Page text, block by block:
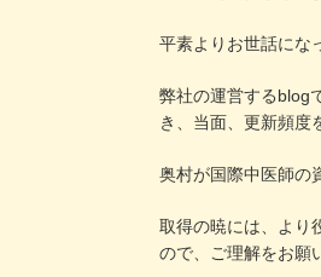
平素よりお世話にな
弊社の運営するblog
き、当面、更新頻度
奥村が国際中医師の
取得の暁には、より
ので、ご理解をお願